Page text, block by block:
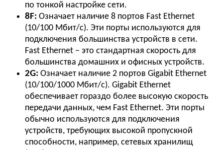
по тонкой настройке сети.
8F: Означает наличие 8 портов Fast Ethernet
(10/100 Мбит/с). Эти порты используются для
подключения большинства устройств в сети.
Fast Ethernet – это стандартная скорость для
большинства домашних и офисных устройств.
2G: Означает наличие 2 портов Gigabit Ethernet
(10/100/1000 Мбит/с). Gigabit Ethernet
обеспечивает гораздо более высокую скорость
передачи данных, чем Fast Ethernet. Эти порты
обычно используются для подключения
устройств, требующих высокой пропускной
способности, например, сетевых хранилищ